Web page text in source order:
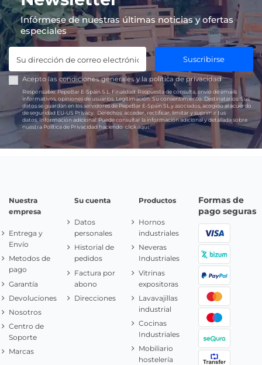
Infórmese de nuestras últimas noticias y ofertas
especiales
Suscribirse
Acepto las condiciones generales y lapolítica de privacidad
Responsable:PepeBar E-Spain S.L. Finalidad: Respuesta de consulta, envío de emails
informativos, opiniones de usuarios. Legitimación: Su consentimiento. Destinatarios:Sus
datos se guardan en los servidores de PepeBar E-Spain SL y asociados, acogido al acuerdo
de seguridad EU-US Privacy. Derechos: acceder, rectificar, limitar y suprimir tus
datos.Información adicional:Puede consultar la información adicional y detallada sobre
nuestra Política de Privacidad haciendoclick aquí.
Nuestra
empresa
Entrega y
Envío
Metodos de
pago
Garantía
Devoluciones
Nosotros
Centro de
Soporte
Marcas
Su cuenta
Datos
personales
Historial de
pedidos
Factura por
abono
Direcciones
Productos
Hornos
industriales
Neveras
Industriales
Vitrinas
expositoras
Lavavajillas
industrial
Cocinas
Industriales
Mobiliario
hostelería
Formas de
pago seguras